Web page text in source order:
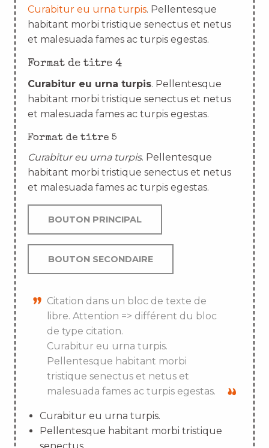
Curabitur eu urna turpis. Pellentesque
habitant morbi tristique senectus et netus
et malesuada fames ac turpis egestas.
Format de titre 4
Curabitur eu urna turpis. Pellentesque
habitant morbi tristique senectus et netus
et malesuada fames ac turpis egestas.
Format de titre 5
Curabitur eu urna turpis. Pellentesque
habitant morbi tristique senectus et netus
et malesuada fames ac turpis egestas.
BOUTON PRINCIPAL
BOUTON SECONDAIRE
Citation dans un bloc de texte de
libre. Attention => différent du bloc
de type citation.
Curabitur eu urna turpis.
Pellentesque habitant morbi
tristique senectus et netus et
malesuada fames ac turpis egestas.
Curabitur eu urna turpis.
Pellentesque habitant morbi tristique